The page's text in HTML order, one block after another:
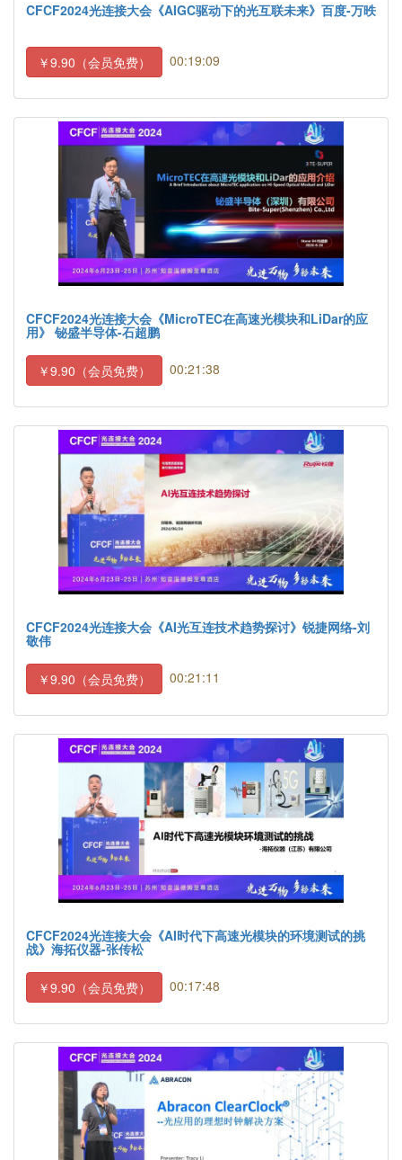
CFCF2024光连接大会《AIGC驱动下的光互联未来》百度-万昳
￥9.90（会员免费） 00:19:09
CFCF2024光连接大会《MicroTEC在高速光模块和LiDar的应
用》 铋盛半导体-石超鹏
￥9.90（会员免费） 00:21:38
CFCF2024光连接大会《AI光互连技术趋势探讨》锐捷网络-刘
敬伟
￥9.90（会员免费） 00:21:11
CFCF2024光连接大会《AI时代下高速光模块的环境测试的挑
战》海拓仪器-张传松
￥9.90（会员免费） 00:17:48